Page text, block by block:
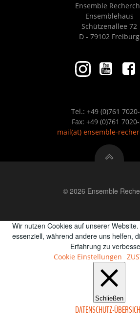
Ensemble
Ensemblehaus
Schützenallee 72
D - 79102 Freiburg
Tel.: +49 (0)761
Fax: +49 (0)761
mail(at) ensemble-
© 2026 Ensemble
Wir nutzen Cookies auf unserer
essenziell, während andere uns helfen,
Erfahrung zu
Cookie Einstellungen
Schließen
DATENSCHUTZ-